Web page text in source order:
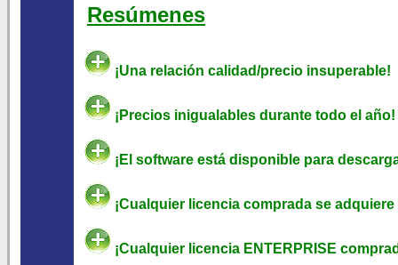
Resúmenes
¡Una relación calidad/precio insuperable!
¡Precios inigualables durante todo el año!
¡El software está disponible para
¡Cualquier licencia comprada se
¡Cualquier licencia ENTERPRISE